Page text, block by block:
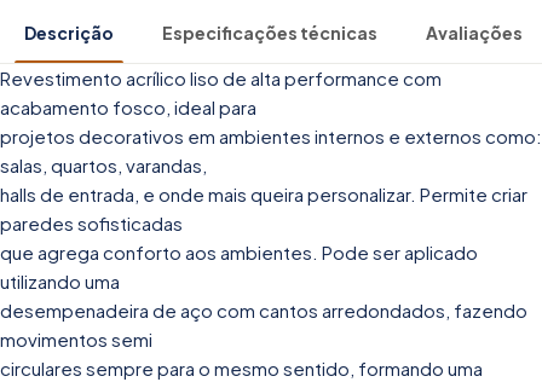
Descrição Especificações técnicas Avaliações
Revestimento acrílico liso de alta performance com
acabamento fosco, ideal para
projetos decorativos em ambientes internos e externos como:
salas, quartos, varandas,
halls de entrada, e onde mais queira personalizar. Permite criar
paredes sofisticadas
que agrega conforto aos ambientes. Pode ser aplicado
utilizando uma
desempenadeira de aço com cantos arredondados, fazendo
movimentos semi
circulares sempre para o mesmo sentido, formando uma